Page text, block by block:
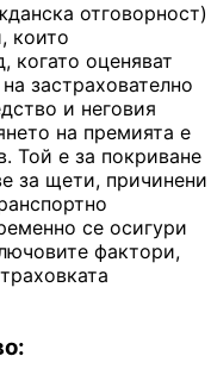
отговорност)
които
когато оценяват
застрахователно
и неговия
на премията е
Той е за покриване
за щети, причинени
се осигури
фактори,